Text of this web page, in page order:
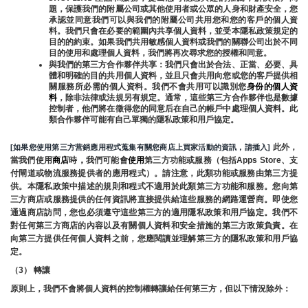
題，保護我們的附屬公司或其他使用者或公眾的人身和財產安全，您
承認並同意我們可以與我們的附屬公司共用您和您的客戶的個人資
料。我們只會在必要的範圍內共享個人資料，並受本隱私政策規定的
目的的約束。如果我們共用敏感個人資料或我們的關聯公司出於不同
目的使用和處理個人資料，我們將再次尋求您的授權和同意。
與我們的第三方合作夥伴共享：我們只會出於合法、正當、必要、具
體和明確的目的共用個人資料，並且只會共用向您或您的客戶提供相
關服務所必需的個人資料。我們不會共用可以識別您身份的個人資
料 ，除非法律或法規另有規定。通常，這些第三方合作夥伴也是數據
控制者，他們將在徵得您的同意后在自己的帳戶中處理個人資料。此
類合作夥伴可能有自己單獨的隱私政策和用戶協定。
[如果您使用第三方营銷應用程式蒐集有關您商店上買家活動的資訊，請插入] 此外，
當我們使用商店時， 我們可能會使用第三方功能或服務（包括Apps Store、支
付閘道或物流服務提供者的應用程式）。請注意，此類功能或服務由第三方提
供。本隱私政策中描述的規則和程式不適用於此類第三方功能和服務。您向第
三方商店或服務提供的任何資訊將直接提供給這些服務的網路運營商。即使您
通過商店訪問，您也必須遵守這些第三方的適用隱私政策和用戶協定。我們不
對任何第三方商店的內容以及有關個人資料和安全措施的第三方政策負責。在
向第三方提供任何個人資料之前，您應閱讀並理解第三方的隱私政策和用戶協
定。
（3） 轉讓
原則上，我們不會將個人資料的控制權轉讓給任何第三方，但以下情況除外：